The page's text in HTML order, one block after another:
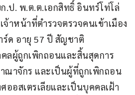
.ป. พ.ต.ต.เอกสิทธิ์ อินทร์โท่โล่
าหน้าที่ตำรวจตรวจคนเข้าเมือง
ร์ด อายุ 57 ปี สัญชาติ
ลผู้ถูกเพิกถอนและสิ้นสุดการ
ณาจักร และเป็นผู้ที่ถูกเพิกถอน
ออสเตรเลียและเป็นบุคคลเฝ้า